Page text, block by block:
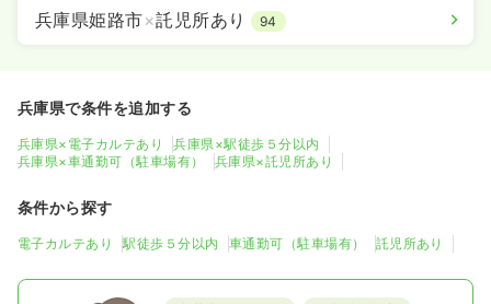
兵庫県姫路市×託児所あり 94
兵庫県で条件を追加する
兵庫県×電子カルテあり
兵庫県×駅徒歩５分以内
兵庫県×車通勤可（駐車場有）
兵庫県×託児所あり
条件から探す
電子カルテあり 駅徒歩５分以内 車通勤可（駐車場有） 託児所あり